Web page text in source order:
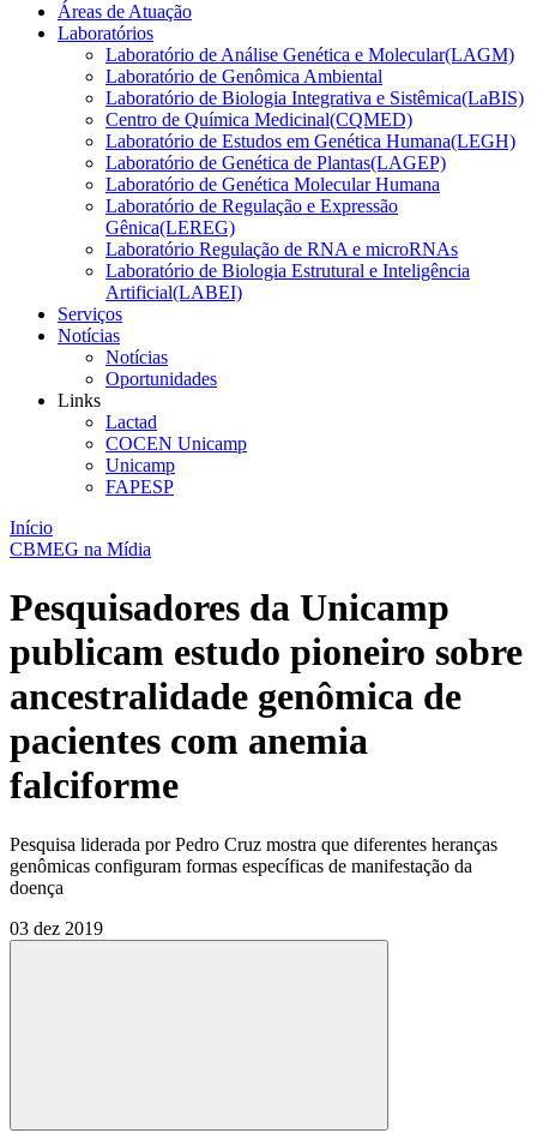
Áreas de Atuação
Laboratórios
Laboratório de Análise Genética e Molecular(LAGM)
Laboratório de Genômica Ambiental
Laboratório de Biologia Integrativa e Sistêmica(LaBIS)
Centro de Química Medicinal(CQMED)
Laboratório de Estudos em Genética Humana(LEGH)
Laboratório de Genética de Plantas(LAGEP)
Laboratório de Genética Molecular Humana
Laboratório de Regulação e Expressão
Gênica(LEREG)
Laboratório Regulação de RNA e microRNAs
Laboratório de Biologia Estrutural e Inteligência
Artificial(LABEI)
Serviços
Notícias
Notícias
Oportunidades
Links
Lactad
COCEN Unicamp
Unicamp
FAPESP
Início
CBMEG na Mídia
Pesquisadores da Unicamp
publicam estudo pioneiro sobre
ancestralidade genômica de
pacientes com anemia
falciforme
Pesquisa liderada por Pedro Cruz mostra que diferentes heranças
genômicas configuram formas específicas de manifestação da
doença
03 dez 2019
Compartilhar